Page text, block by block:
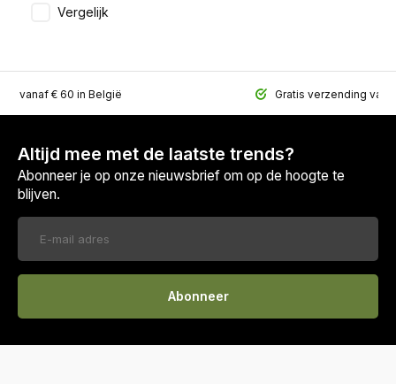
Vergelijk
vanaf € 60 in België Gratis verzending
Altijd mee met de laatste trends?
Abonneer je op onze nieuwsbrief om op de hoogte te
blijven.
Abonneer